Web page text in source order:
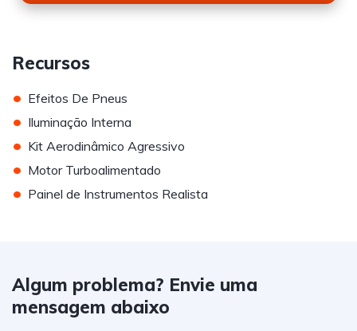
Recursos
• Efeitos De Pneus
• Iluminação Interna
• Kit Aerodinâmico Agressivo
• Motor Turboalimentado
• Painel de Instrumentos Realista
Algum problema? Envie uma
mensagem abaixo